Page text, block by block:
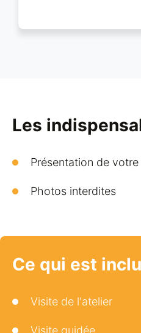
Les
Présentation de
Photos interdites
Ce qui est
Visite de l'atelier
Visite guidée